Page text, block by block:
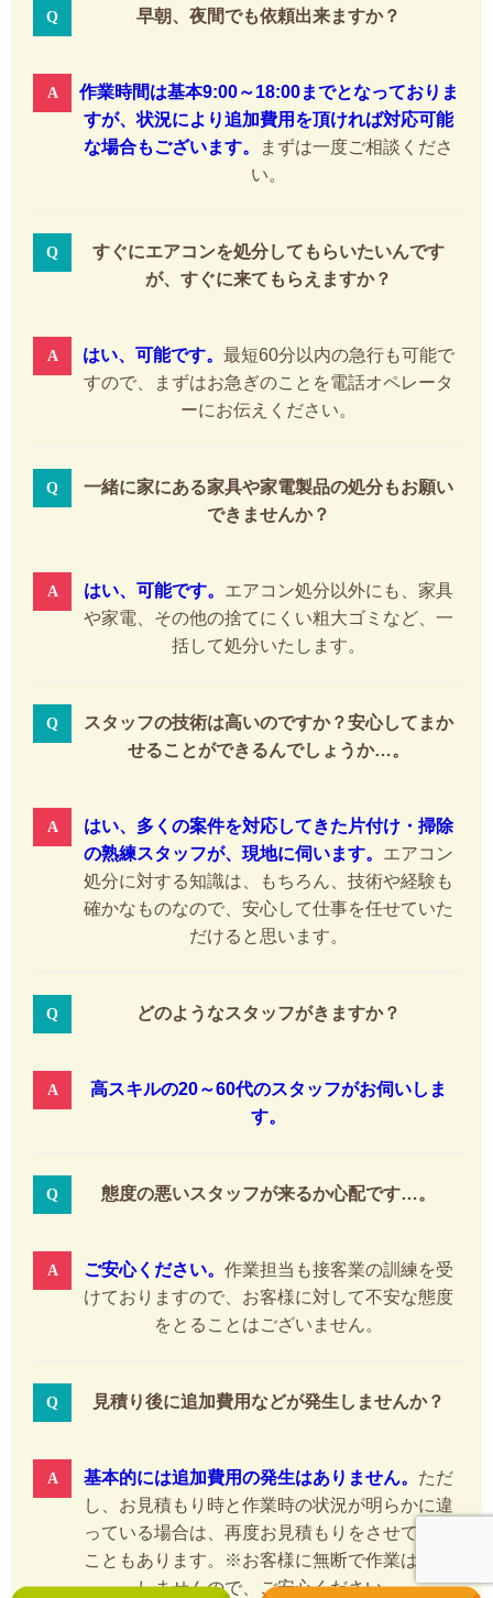
早朝、夜間でも依頼出来ますか？
作業時間は基本9:00～18:00までとなっておりま
すが、状況により追加費用を頂ければ対応可能
な場合もございます。
まずは一度ご相談くださ
い。
すぐにエアコンを処分してもらいたいんです
が、すぐに来てもらえますか？
はい、可能です。 最短60分以内の急行も可能で
すので、まずはお急ぎのことを電話オペレータ
ーにお伝えください。
一緒に家にある家具や家電製品の処分もお願い
できませんか？
はい、可能です。 エアコン処分以外にも、家具
や家電、その他の捨てにくい粗大ゴミなど、一
括して処分いたします。
スタッフの技術は高いのですか？安心してまか
せることができるんでしょうか…。
はい、多くの案件を対応してきた片付け・掃除
の熟練スタッフが、現地に伺います。 エアコン
処分に対する知識は、もちろん、技術や経験も
確かなものなので、安心して仕事を任せていた
だけると思います。
どのようなスタッフがきますか？
高スキルの20～60代のスタッフがお伺いしま
す。
態度の悪いスタッフが来るか心配です…。
ご安心ください。 作業担当も接客業の訓練を受
けておりますので、お客様に対して不安な態度
をとることはございません。
見積り後に追加費用などが発生しませんか？
基本的には追加費用の発生はありません。 ただ
し、お見積もり時と作業時の状況が明らかに違
っている場合は、再度お見積もりをさせて頂く
こともあります。※お客様に無断で作業はいた
しませんので、ご安心ください。